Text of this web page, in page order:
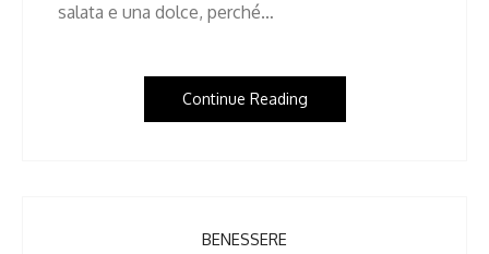
salata e una dolce, perché…
Continue Reading
BENESSERE